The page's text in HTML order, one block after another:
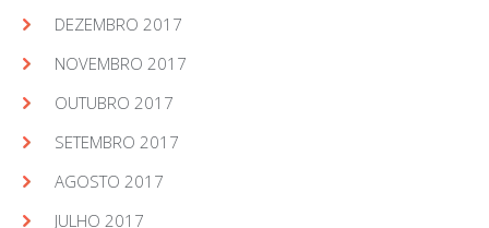
DEZEMBRO 2017
NOVEMBRO 2017
OUTUBRO 2017
SETEMBRO 2017
AGOSTO 2017
JULHO 2017